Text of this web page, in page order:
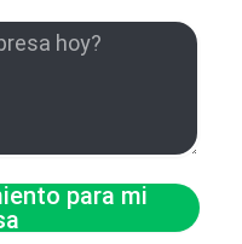
para mi